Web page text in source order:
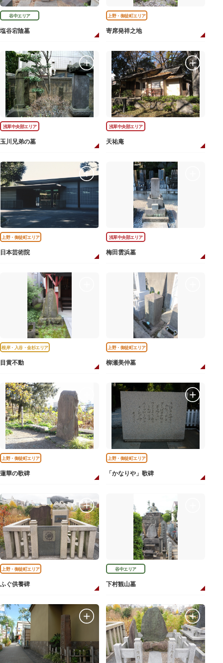
谷中エリア
塩谷宕陰墓
上野・御徒町エリア
寄席発祥之地
浅草中央部エリア
玉川兄弟の墓
浅草中央部エリア
天祐庵
上野・御徒町エリア
日本芸術院
浅草中央部エリア
梅田雲浜墓
根岸・入谷・金杉エリア
目黄不動
上野・御徒町エリア
柳瀬美仲墓
上野・御徒町エリア
蓮華の歌碑
上野・御徒町エリア
「かなりや」歌碑
上野・御徒町エリア
ふぐ供養碑
谷中エリア
下村観山墓